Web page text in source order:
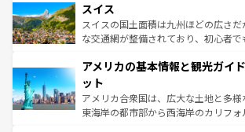
を参照してほしい。
は、お酒好きな人にはぜひ体験してほしい。 なお
ドイツ情報はコンテンツ一覧を参照
リアごとに異なる魅力がある。また、
ティー、ビール好きにはたまらない
戦など、本場だからこそできる体験
ンツ一覧を参照してほしい。
スイス
スイスの国土面積は九州ほどの広さ
な交通網が整備されており、初心者
の建物がそのまま残る町や、スイスな
博物館もあり、アルプス観光だけでな
ことができる。国民の所得が高いため
者向けの交通パス提供のサービスも
アメリカの基本情報と観光ガイ
ット
アメリカ合衆国は、広大な土地と多様
東海岸の都市部から西海岸のカリフ